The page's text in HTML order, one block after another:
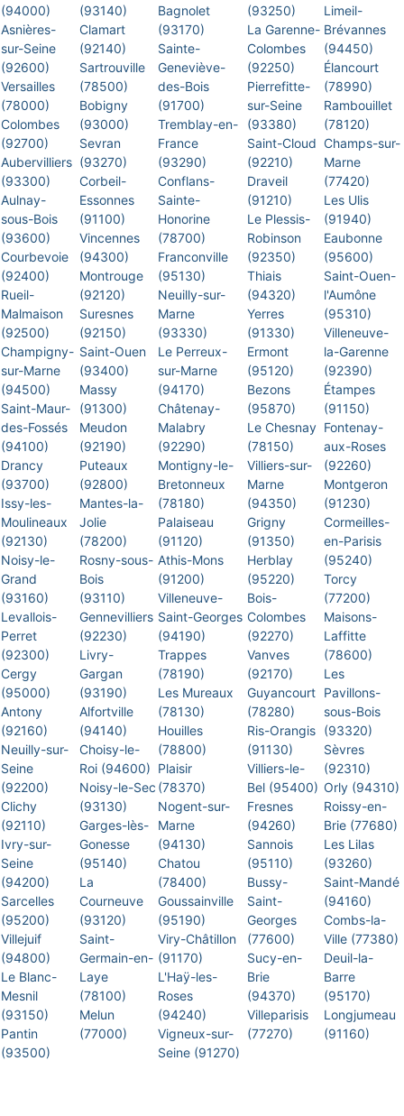
(94000)
Asnières-
sur-Seine
(92600)
Versailles
(78000)
Colombes
(92700)
Aubervilliers
(93300)
Aulnay-
sous-Bois
(93600)
Courbevoie
(92400)
Rueil-
Malmaison
(92500)
Champigny-
sur-Marne
(94500)
Saint-Maur-
des-Fossés
(94100)
Drancy
(93700)
Issy-les-
Moulineaux
(92130)
Noisy-le-
Grand
(93160)
Levallois-
Perret
(92300)
Cergy
(95000)
Antony
(92160)
Neuilly-sur-
Seine
(92200)
Clichy
(92110)
Ivry-sur-
Seine
(94200)
Sarcelles
(95200)
Villejuif
(94800)
Le Blanc-
Mesnil
(93150)
Pantin
(93500)
(93140)
Clamart
(92140)
Sartrouville
(78500)
Bobigny
(93000)
Sevran
(93270)
Corbeil-
Essonnes
(91100)
Vincennes
(94300)
Montrouge
(92120)
Suresnes
(92150)
Saint-Ouen
(93400)
Massy
(91300)
Meudon
(92190)
Puteaux
(92800)
Mantes-la-
Jolie
(78200)
Rosny-sous-
Bois
(93110)
Gennevilliers
(92230)
Livry-
Gargan
(93190)
Alfortville
(94140)
Choisy-le-
Roi (94600)
Noisy-le-Sec
(93130)
Garges-lès-
Gonesse
(95140)
La
Courneuve
(93120)
Saint-
Germain-en-
Laye
(78100)
Melun
(77000)
Bagnolet
(93170)
Sainte-
Geneviève-
des-Bois
(91700)
Tremblay-en-
France
(93290)
Conflans-
Sainte-
Honorine
(78700)
Franconville
(95130)
Neuilly-sur-
Marne
(93330)
Le Perreux-
sur-Marne
(94170)
Châtenay-
Malabry
(92290)
Montigny-le-
Bretonneux
(78180)
Palaiseau
(91120)
Athis-Mons
(91200)
Villeneuve-
Saint-Georges
(94190)
Trappes
(78190)
Les Mureaux
(78130)
Houilles
(78800)
Plaisir
(78370)
Nogent-sur-
Marne
(94130)
Chatou
(78400)
Goussainville
(95190)
Viry-Châtillon
(91170)
L'Haÿ-les-
Roses
(94240)
Vigneux-sur-
Seine (91270)
(93250)
La Garenne-
Colombes
(92250)
Pierrefitte-
sur-Seine
(93380)
Saint-Cloud
(92210)
Draveil
(91210)
Le Plessis-
Robinson
(92350)
Thiais
(94320)
Yerres
(91330)
Ermont
(95120)
Bezons
(95870)
Le Chesnay
(78150)
Villiers-sur-
Marne
(94350)
Grigny
(91350)
Herblay
(95220)
Bois-
Colombes
(92270)
Vanves
(92170)
Guyancourt
(78280)
Ris-Orangis
(91130)
Villiers-le-
Bel (95400)
Fresnes
(94260)
Sannois
(95110)
Bussy-
Saint-
Georges
(77600)
Sucy-en-
Brie
(94370)
Villeparisis
(77270)
Limeil-
Brévannes
(94450)
Élancourt
(78990)
Rambouillet
(78120)
Champs-sur-
Marne
(77420)
Les Ulis
(91940)
Eaubonne
(95600)
Saint-Ouen-
l'Aumône
(95310)
Villeneuve-
la-Garenne
(92390)
Étampes
(91150)
Fontenay-
aux-Roses
(92260)
Montgeron
(91230)
Cormeilles-
en-Parisis
(95240)
Torcy
(77200)
Maisons-
Laffitte
(78600)
Les
Pavillons-
sous-Bois
(93320)
Sèvres
(92310)
Orly (94310)
Roissy-en-
Brie (77680)
Les Lilas
(93260)
Saint-Mandé
(94160)
Combs-la-
Ville (77380)
Deuil-la-
Barre
(95170)
Longjumeau
(91160)